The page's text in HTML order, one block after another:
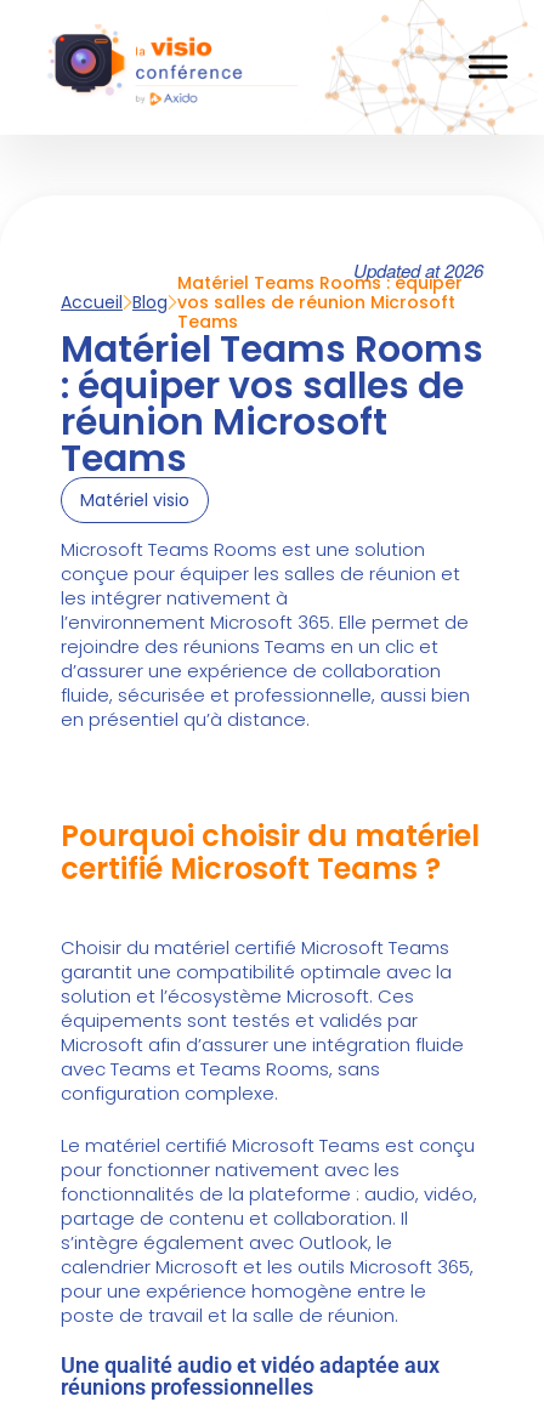
Updated at 2026
Accueil Blog
Matériel Teams Rooms : équiper
vos salles de réunion Microsoft
Teams
Matériel Teams Rooms
: équiper vos salles de
réunion Microsoft
Teams
Matériel visio
Microsoft Teams Rooms est une solution
conçue pour équiper les salles de réunion et
les intégrer nativement à
l’environnementMicrosoft 365. Elle permet de
rejoindre des réunions Teams en un clic et
d’assurer une expérience de collaboration
fluide, sécurisée et professionnelle, aussi bien
en présentiel qu’à distance.
Pourquoi choisir du matériel
certifié Microsoft Teams ?
Choisir du matériel certifié Microsoft Teams
garantit une compatibilité optimale avec la
solution et l’écosystème Microsoft. Ces
équipements sont testés et validés par
Microsoft afin d’assurer une intégration fluide
avec Teams et Teams Rooms, sans
configuration complexe.
Le matériel certifié Microsoft Teams est conçu
pour fonctionner nativement avec les
fonctionnalités de la plateforme : audio, vidéo,
partage de contenu et collaboration. Il
s’intègre également avec Outlook, le
calendrier Microsoft et les outils Microsoft 365,
pour une expérience homogène entre le
poste de travail et la salle de réunion.
Une qualité audio et vidéo adaptée aux
réunions professionnelles